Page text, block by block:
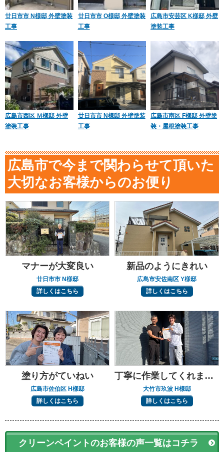
廿日市市 N様邸 外壁塗装
工事
廿日市市 O様邸 外壁塗装
工事
広島市安芸区 K様邸 外壁
塗装工事
広島市西区 Ｍ様邸 外壁
塗装工事
廿日市市 N様邸 外壁塗装
工事
広島市南区 F様邸 外壁塗
装・屋根塗装工事
広島市で今まで関わらせて頂いた
大切なお客様からのお便り
マナーが大変良い
廿日市市 N様邸
詳しくはこちら
新品のようにきれい
広島市安佐南区 Y様邸
詳しくはこちら
塗り方がていねい
広島市佐伯区 H様邸
詳しくはこちら
丁寧に作業してくれました
大竹市玖波 H様邸
詳しくはこちら
クリーンペイントのお客様の声一覧はコチラ